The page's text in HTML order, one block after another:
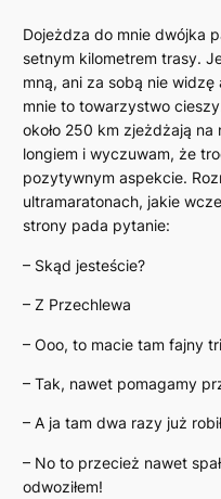
Dojeżdza do mnie dwójka
setnym kilometrem trasy.
mną, ani za sobą nie
mnie to towarzystwo
około 250 km zjeżdżają
longiem i wyczuwam, że
pozytywnym aspekcie.
ultramaratonach, jakie
strony pada pytanie:
– Skąd jesteście?
– Z Przechlewa
– Ooo, to macie tam fajny
– Tak, nawet pomagamy
– A ja tam dwa razy już
– No to przecież nawet
odwoziłem!